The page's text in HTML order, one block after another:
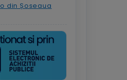
din Șoseaua